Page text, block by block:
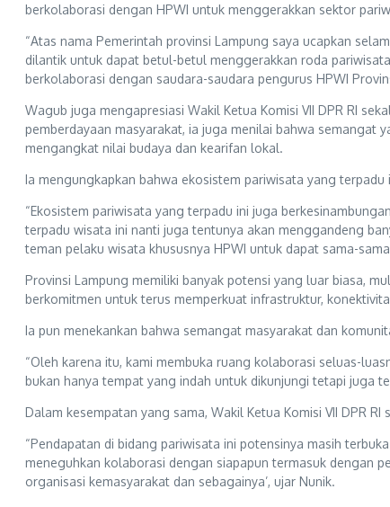
berkolaborasi dengan HPWI untuk menggerakkan sektor
“Atas nama Pemerintah provinsi Lampung saya ucapkan
dilantik untuk dapat betul-betul menggerakkan roda
berkolaborasi dengan saudara-saudara pengurus HPWI
Wagub juga mengapresiasi Wakil Ketua Komisi VII DPR RI
pemberdayaan masyarakat, ia juga menilai bahwa semangat
mengangkat nilai budaya dan kearifan lokal.
Ia mengungkapkan bahwa ekosistem pariwisata yang
“Ekosistem pariwisata yang terpadu ini juga
terpadu wisata ini nanti juga tentunya akan menggandeng
teman pelaku wisata khususnya HPWI untuk dapat sama-
Provinsi Lampung memiliki banyak potensi yang luar biasa,
berkomitmen untuk terus memperkuat infrastruktur,
Ia pun menekankan bahwa semangat masyarakat dan
“Oleh karena itu, kami membuka ruang kolaborasi seluas-
bukan hanya tempat yang indah untuk dikunjungi tetapi juga
Dalam kesempatan yang sama, Wakil Ketua Komisi VII DPR
“Pendapatan di bidang pariwisata ini potensinya masih
meneguhkan kolaborasi dengan siapapun termasuk dengan
organisasi kemasyarakat dan sebagainya’, ujar Nunik.